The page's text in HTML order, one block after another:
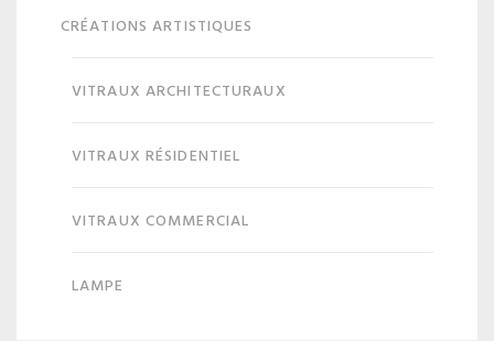
CRÉATIONS ARTISTIQUES
VITRAUX ARCHITECTURAUX
VITRAUX RÉSIDENTIEL
VITRAUX COMMERCIAL
LAMPE